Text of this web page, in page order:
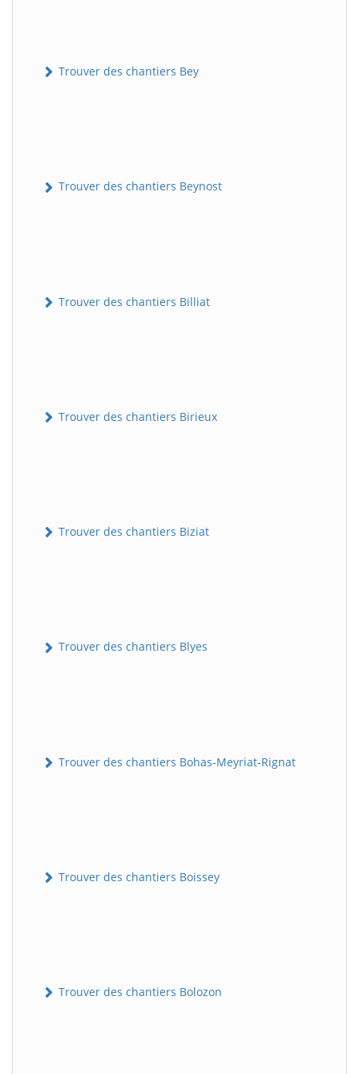
Trouver des chantiers Bey
Trouver des chantiers Beynost
Trouver des chantiers Billiat
Trouver des chantiers Birieux
Trouver des chantiers Biziat
Trouver des chantiers Blyes
Trouver des chantiers Bohas-Meyriat-Rignat
Trouver des chantiers Boissey
Trouver des chantiers Bolozon